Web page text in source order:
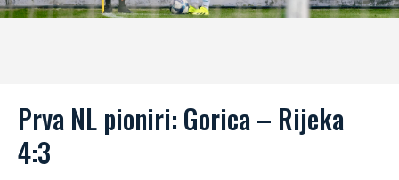
Prva NL pioniri: Gorica – Rijeka
4:3